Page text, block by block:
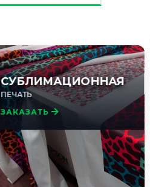
СУБЛИМАЦИОННАЯ
ПЕЧАТЬ
ЗАКАЗАТЬ